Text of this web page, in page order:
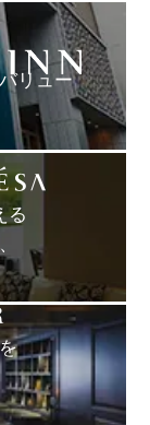
リュー
る